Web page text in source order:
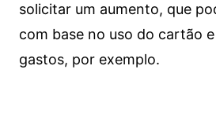
solicitar um aumento, que
com base no uso do cartão
gastos, por exemplo.